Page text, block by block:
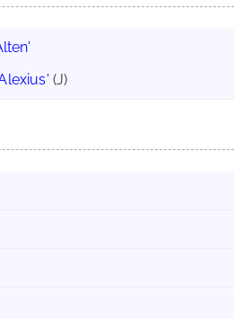
(J)